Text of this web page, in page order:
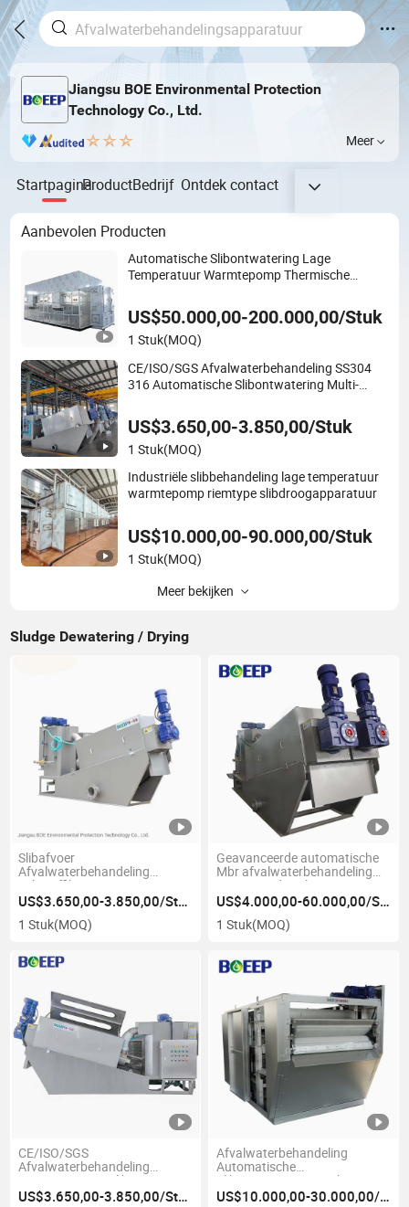
Jiangsu BOE Environmental Protection
Technology Co., Ltd.
Meer
StartpaginaProductBedrijf Ontdekcontact
Aanbevolen Producten
Automatische Slibontwatering Lage
Temperatuur Warmtepomp Thermische
US$50.000,00-200.000,00/Stuk
1 Stuk(MOQ)
CE/ISO/SGS Afvalwaterbehandeling SS304
316 Automatische Slibontwatering Multi-
US$3.650,00-3.850,00/Stuk
1 Stuk(MOQ)
Industriële slibbehandeling lage temperatuur
warmtepomp riemtype slibdroogapparatuur
US$10.000,00-90.000,00/Stuk
1 Stuk(MOQ)
Meer bekijken
Sludge Dewatering / Drying
Slibafvoer
Afvalwaterbehandeling
Schroeffilterpers
Slibontwateringsmachine
US$3.650,00-3.850,00/Stuk
1 Stuk(MOQ)
Geavanceerde automatische
Mbr afvalwaterbehandeling
geactiveerde volute
slibontwateringstechnieken US$4.000,00-60.000,00/Stuk
1 Stuk(MOQ)
CE/ISO/SGS
Afvalwaterbehandeling
Waterzuiveringsslib
Ontwateringsschroeffiltermachine
US$3.650,00-3.850,00/Stuk
Afvalwaterbehandeling
Automatische
Slibontwateringsmachine
Gravitatiebandfilterpers
US$10.000,00-30.000,00/Stuk